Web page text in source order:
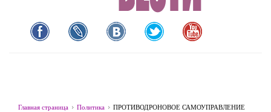
Главная страница Политика ПРОТИВОДРОНОВОЕ САМОУПРАВЛЕНИЕ